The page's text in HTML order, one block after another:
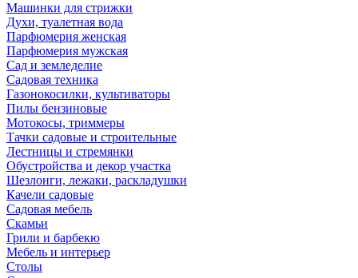
Машинки для стрижки
Духи, туалетная вода
Парфюмерия женская
Парфюмерия мужская
Сад и земледелие
Садовая техника
Газонокосилки, культиваторы
Пилы бензиновые
Мотокосы, триммеры
Тачки садовые и строительные
Лестницы и стремянки
Обустройства и декор участка
Шезлонги, лежаки, раскладушки
Качели садовые
Садовая мебель
Скамьи
Грили и барбекю
Мебель и интерьер
Столы